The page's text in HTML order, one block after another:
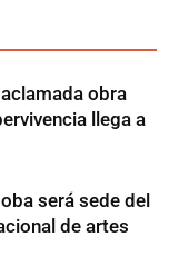
obra
llega a
será sede del
de artes